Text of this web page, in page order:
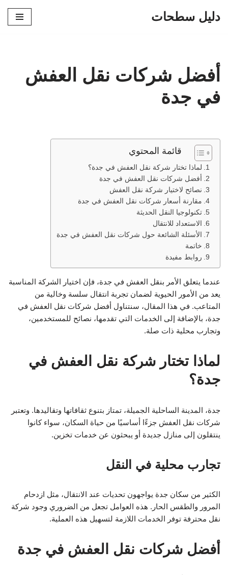
دليل سطحات
أفضل شركات نقل العفش
في جدة
قائمة المحتوي
لماذا تختار شركة نقل العفش في جدة؟
أفضل شركات نقل العفش في جدة
نصائح لاختيار شركة نقل العفش
مقارنة أسعار شركات نقل العفش في جدة
تكنولوجيا النقل الحديثة
الاستعداد للانتقال
الأسئلة الشائعة حول شركات نقل العفش في جدة
خاتمة
روابط مفيدة
عندما يتعلق الأمر بنقل العفش في جدة، فإن اختيار الشركة المناسبة
يعد من الأمور الحيوية لضمان تجربة انتقال سلسة وخالية من
المتاعب. في هذا المقال، سنتناول أفضل شركات نقل العفش في
جدة، بالإضافة إلى الخدمات التي تقدمها، نصائح للمستخدمين،
وتجارب محلية ذات صلة.
لماذا تختار شركة نقل العفش في
جدة؟
جدة، المدينة الساحلية الجميلة، تمتاز بتنوع ثقافاتها وتقاليدها. وتعتبر
شركات نقل العفش جزءًا أساسيًا من حياة السكان، سواء كانوا
ينتقلون إلى منازل جديدة أو يبحثون عن خدمات تخزين.
تجارب محلية في النقل
الكثير من سكان جدة يواجهون تحديات عند الانتقال، مثل ازدحام
المرور والطقس الحار. هذه العوامل تجعل من الضروري وجود شركة
نقل محترفة توفر الخدمات اللازمة لتسهيل هذه العملية.
أفضل شركات نقل العفش في جدة